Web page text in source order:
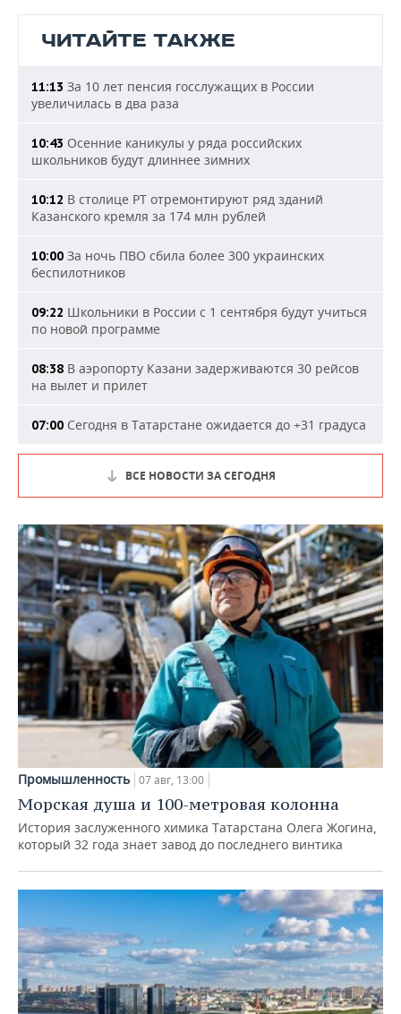
ЧИТАЙТЕ ТАКЖЕ
11:13 За 10 лет пенсия госслужащих в России
увеличилась в два раза
10:43 Осенние каникулы у ряда российских
школьников будут длиннее зимних
10:12 В столице РТ отремонтируют ряд зданий
Казанского кремля за 174 млн рублей
10:00 За ночь ПВО сбила более 300 украинских
беспилотников
09:22 Школьники в России с 1 сентября будут учиться
по новой программе
08:38 В аэропорту Казани задерживаются 30 рейсов
на вылет и прилет
07:00 Сегодня в Татарстане ожидается до +31 градуса
ВСЕ НОВОСТИ ЗА СЕГОДНЯ
Промышленность 07 авг, 13:00
Морская душа и 100-метровая колонна
История заслуженного химика Татарстана Олега Жогина,
который 32 года знает завод до последнего винтика